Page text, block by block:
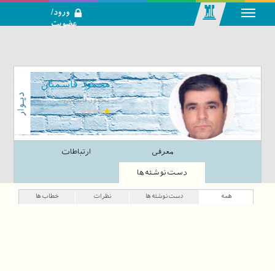
تحلیلی بازار
سرمایه
ورود/
عضویت
محمود قاسمیان
محمود قاسمیان
معرفی ارتباطات
دست‌نوشته‌ها
همه دست‌نوشته‌ها نظرات خطاب‌ها